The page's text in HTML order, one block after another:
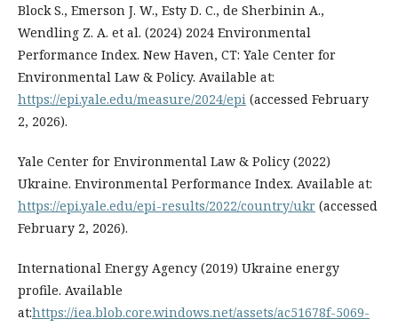
Block S., Emerson J. W., Esty D. C., de Sherbinin A.,
Wendling Z. A. et al. (2024) 2024 Environmental
Performance Index. New Haven, CT: Yale Center for
Environmental Law & Policy. Available at:
https://epi.yale.edu/measure/2024/epi (accessed February
2, 2026).
Yale Center for Environmental Law & Policy (2022)
Ukraine. Environmental Performance Index. Available at:
https://epi.yale.edu/epi-results/2022/country/ukr (accessed
February 2, 2026).
International Energy Agency (2019) Ukraine energy
profile. Available
at:https://iea.blob.core.windows.net/assets/ac51678f-5069-